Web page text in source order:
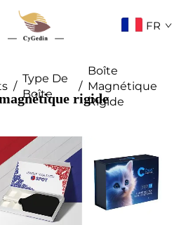
FR
/
Type De
Boîte
/
Boîte
Magnétique
Rigide
rigide